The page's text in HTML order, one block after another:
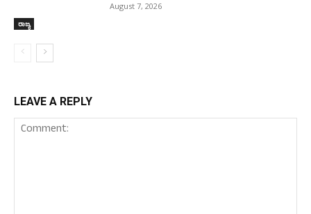
ರಾಜ್ಯ
August 7, 2026
LEAVE A REPLY